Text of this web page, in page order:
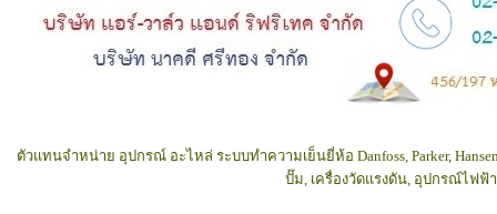
ตัวแทนจำหน่าย อุปกรณ์ อะไหล่ ระบบทำความเย็นยี่ห้อ Danfoss, Parker,
ปั๊ม, เครื่องวัดแรงดัน, อุปกรณ์ไฟฟ้